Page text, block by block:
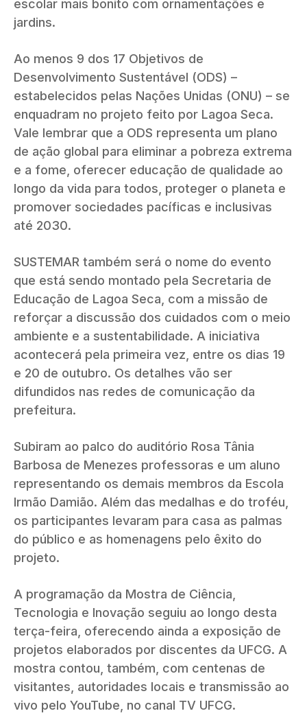
escolar mais bonito com ornamentações e
jardins.
Ao menos 9 dos 17 Objetivos de
Desenvolvimento Sustentável (ODS) –
estabelecidos pelas Nações Unidas (ONU) – se
enquadram no projeto feito por Lagoa Seca.
Vale lembrar que a ODS representa um plano
de ação global para eliminar a pobreza extrema
e a fome, oferecer educação de qualidade ao
longo da vida para todos, proteger o planeta e
promover sociedades pacíficas e inclusivas
até 2030.
SUSTEMAR também será o nome do evento
que está sendo montado pela Secretaria de
Educação de Lagoa Seca, com a missão de
reforçar a discussão dos cuidados com o meio
ambiente e a sustentabilidade. A iniciativa
acontecerá pela primeira vez, entre os dias 19
e 20 de outubro. Os detalhes vão ser
difundidos nas redes de comunicação da
prefeitura.
Subiram ao palco do auditório Rosa Tânia
Barbosa de Menezes professoras e um aluno
representando os demais membros da Escola
Irmão Damião. Além das medalhas e do troféu,
os participantes levaram para casa as palmas
do público e as homenagens pelo êxito do
projeto.
A programação da Mostra de Ciência,
Tecnologia e Inovação seguiu ao longo desta
terça-feira, oferecendo ainda a exposição de
projetos elaborados por discentes da UFCG. A
mostra contou, também, com centenas de
visitantes, autoridades locais e transmissão ao
vivo pelo YouTube, no canal TV UFCG.